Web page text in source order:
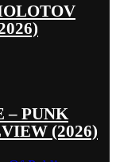
– PUNK
(2026)